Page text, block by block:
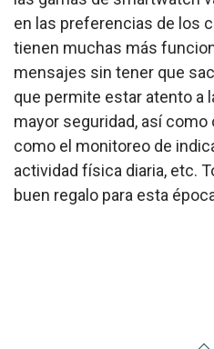
en las preferencias de los
tienen muchas más
mensajes sin tener que
que permite estar atento a
mayor seguridad, así
como el monitoreo de
actividad física diaria, etc.
buen regalo para esta